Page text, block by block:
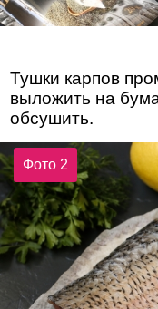
Тушки карпов
выложить на
обсушить.
Фото 2